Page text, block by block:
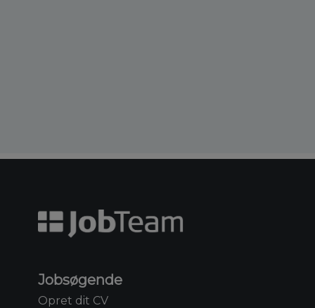
Jobsøgende
Opret dit CV